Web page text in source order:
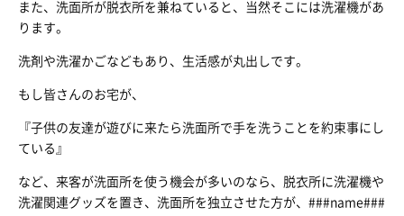
また、洗面所が脱衣所を兼ねていると、当然そこには洗濯機があ
ります。
洗剤や洗濯かごなどもあり、生活感が丸出しです。
もし皆さんのお宅が、
『子供の友達が遊びに来たら洗面所で手を洗うことを約束事にし
ている』
など、来客が洗面所を使う機会が多いのなら、脱衣所に洗濯機や
洗濯関連グッズを置き、洗面所を独立させた方が、###name###